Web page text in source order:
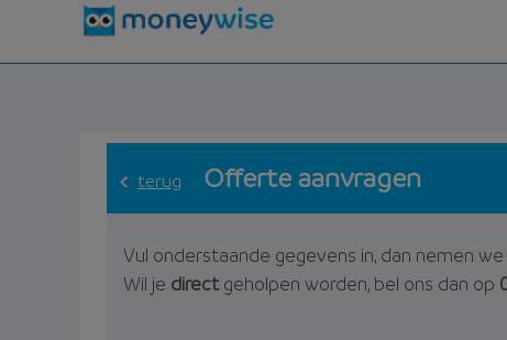
terug Offerte aanvragen
Vul onderstaande gegevens in, dan nemen
Wil je directgeholpen worden, bel ons dan op